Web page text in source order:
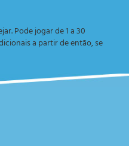
Pode jogar de 1 a 30
a partir de então, se